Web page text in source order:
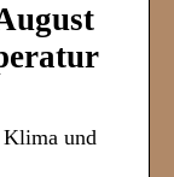
Klima und